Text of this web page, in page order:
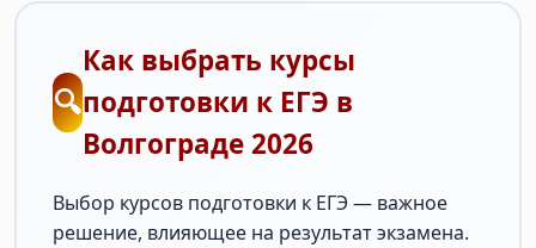
🔍
Как выбрать курсы
подготовки к ЕГЭ в
Волгограде 2026
Выбор курсов подготовки к ЕГЭ — важное
решение, влияющее на результат экзамена.